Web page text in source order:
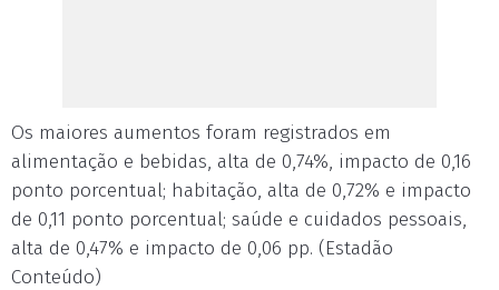
Os maiores aumentos foram registrados em
alimentação e bebidas, alta de 0,74%, impacto de 0,16
ponto porcentual; habitação, alta de 0,72% e impacto
de 0,11 ponto porcentual; saúde e cuidados pessoais,
alta de 0,47% e impacto de 0,06 pp. (Estadão
Conteúdo)